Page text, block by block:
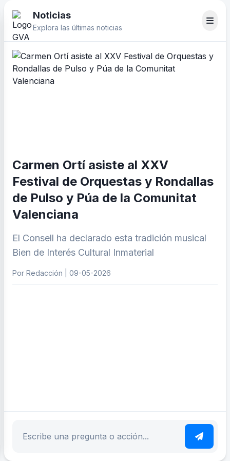
Noticias
Explora las últimas noticias
Carmen Ortí asiste al XXV
Festival de Orquestas y Rondallas
de Pulso y Púa de la Comunitat
Valenciana
El Consell ha declarado esta tradición musical
Bien de Interés Cultural Inmaterial
Por Redacción | 09-05-2026
Escribe tu pregunta